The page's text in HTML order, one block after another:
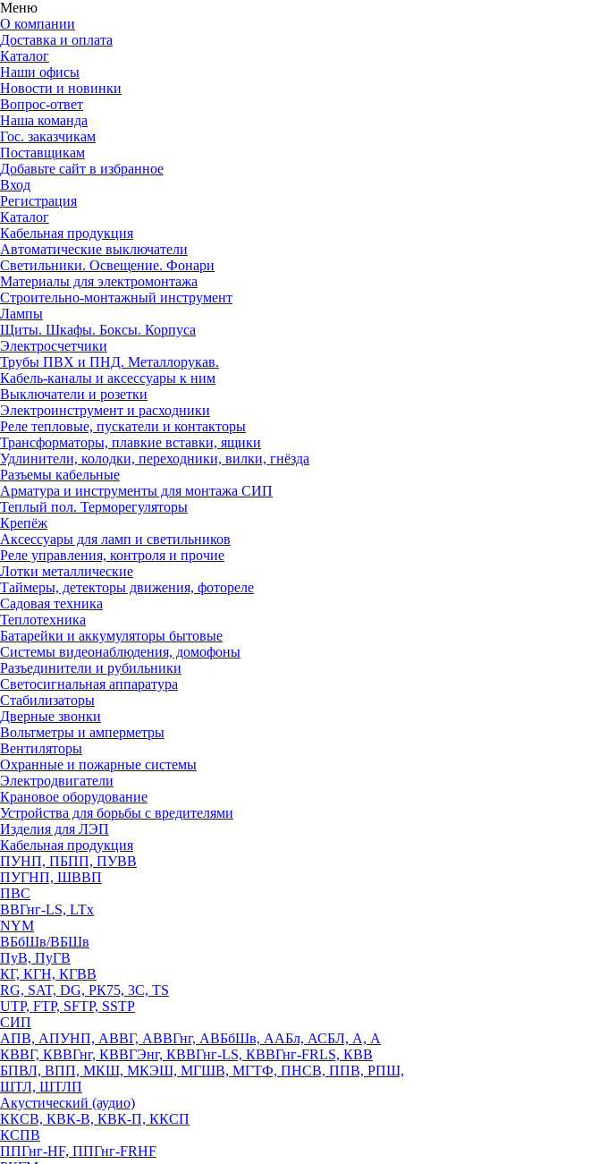
Меню
О компании
Доставка и оплата
Каталог
Наши офисы
Новости и новинки
Вопрос-ответ
Наша команда
Гос. заказчикам
Поставщикам
Добавьте сайт в избранное
Вход
Регистрация
Каталог
Кабельная продукция
Автоматические выключатели
Светильники. Освещение. Фонари
Материалы для электромонтажа
Строительно-монтажный инструмент
Лампы
Щиты. Шкафы. Боксы. Корпуса
Электросчетчики
Трубы ПВХ и ПНД. Металлорукав.
Кабель-каналы и аксессуары к ним
Выключатели и розетки
Электроинструмент и расходники
Реле тепловые, пускатели и контакторы
Трансформаторы, плавкие вставки, ящики
Удлинители, колодки, переходники, вилки, гнёзда
Разъемы кабельные
Арматура и инструменты для монтажа СИП
Теплый пол. Терморегуляторы
Крепёж
Аксессуары для ламп и светильников
Реле управления, контроля и прочие
Лотки металлические
Таймеры, детекторы движения, фотореле
Садовая техника
Теплотехника
Батарейки и аккумуляторы бытовые
Системы видеонаблюдения, домофоны
Разъединители и рубильники
Светосигнальная аппаратура
Стабилизаторы
Дверные звонки
Вольтметры и амперметры
Вентиляторы
Охранные и пожарные системы
Электродвигатели
Крановое оборудование
Устройства для борьбы с вредителями
Изделия для ЛЭП
Кабельная продукция
ПУНП, ПБПП, ПУВВ
ПУГНП, ШВВП
ПВС
ВВГнг-LS, LTx
NYM
ВБбШв/ВБШв
ПуВ, ПуГВ
КГ, КГН, КГВВ
RG, SAT, DG, РК75, 3С, TS
UTP, FTP, SFTP, SSTP
СИП
АПВ, АПУНП, АВВГ, АВВГнг, АВБбШв, ААБл, АСБЛ, А, А
КВВГ, КВВГнг, КВВГЭнг, КВВГнг-LS, КВВГнг-FRLS, КВВ
БПВЛ, ВПП, МКШ, МКЭШ, МГШВ, МГТФ, ПНСВ, ППВ, РПШ,
ШТЛ, ШТЛП
Акустический (аудио)
ККСВ, КВК-В, КВК-П, ККСП
КСПВ
ППГнг-HF, ППГнг-FRHF